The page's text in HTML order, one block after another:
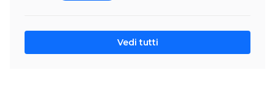
Vedi tutti